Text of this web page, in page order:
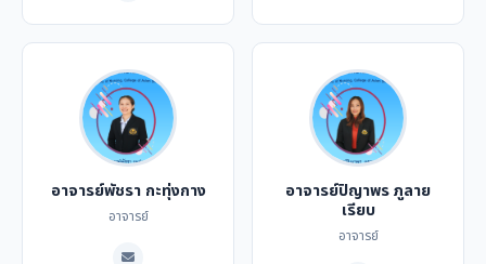
อาจารย์พัชรา กะทุ่งกาง
อาจารย์
อาจารย์ปิญาพร ภูลาย
เรียบ
อาจารย์